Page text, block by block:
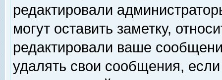
редактировали
могут оставить заметку,
редактировали ваше
удалять свои сообщения,